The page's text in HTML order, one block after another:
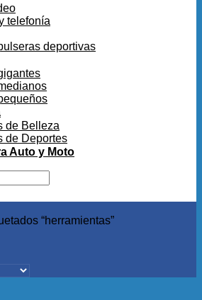
telefonía
deportivas
de Belleza
de Deportes
Auto y Moto
“herramientas”